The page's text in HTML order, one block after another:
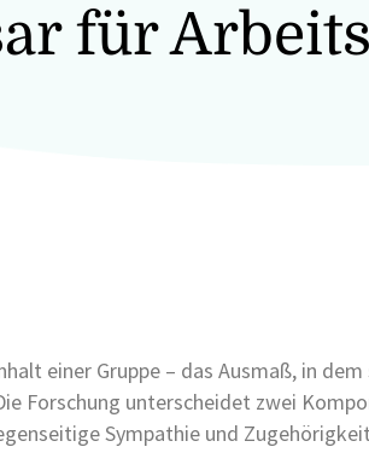
für
einer Gruppe – das Ausmaß, in
Forschung unterscheidet zwei
Sympathie und